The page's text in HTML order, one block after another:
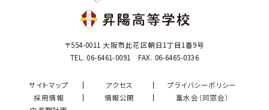
〒554-0011 大阪市此花区朝日1丁目1番9号
TEL. 06-6461-0091 FAX. 06-6465-0336
サイトマップ アクセス
プライバシーポリシー
採用情報
情報公開
葦水会（同窓会）